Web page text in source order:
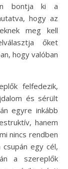
bontja ki a
hogy az
meg kell
őket
hogy valóban
felfedezik,
és sérült
egyre inkább
hanem
nincs rendben
egy cél,
a szereplők